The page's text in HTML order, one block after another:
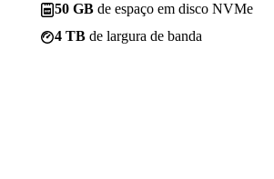
50 GB de espaço em disco NVMe
4 TB de largura de banda